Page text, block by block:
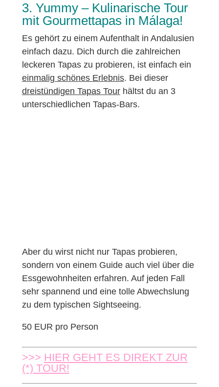
3. Yummy – Kulinarische Tour
mit Gourmettapas in Málaga!
Es gehört zu einem Aufenthalt in Andalusien
einfach dazu. Dich durch die zahlreichen
leckeren Tapas zu probieren, ist einfach ein
einmalig schönes Erlebnis. Bei dieser
dreistündigen Tapas Tourhältst du an 3
unterschiedlichen Tapas-Bars.
Aber du wirst nicht nur Tapas probieren,
sondern von einem Guide auch viel über die
Essgewohnheiten erfahren. Auf jeden Fall
sehr spannend und eine tolle Abwechslung
zu dem typischen Sightseeing.
50 EUR pro Person
>>> HIER GEHT ES DIREKT ZUR
(*) TOUR!